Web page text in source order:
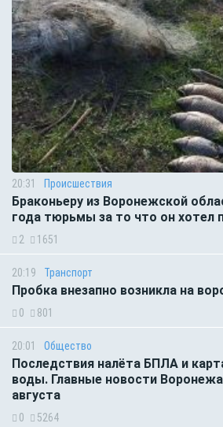
20:31 Происшествия
Браконьеру из Воронежской
года тюрьмы за то что он хотел
2 1651
20:19 Транспорт
Пробка внезапно возникла на
0 801
20:01 Общество
Последствия налёта БПЛА и
воды. Главные новости
августа
0 5264